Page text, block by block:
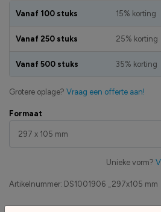
Artikelnummer: DS1001906 _297x105 mm
Formaat
Unieke vorm?
Vanaf 100 stuks 15% korting
Vanaf 250 stuks 25% korting
Vanaf 500 stuks 35% korting
Grotere oplage? Vraag een offerte aan!